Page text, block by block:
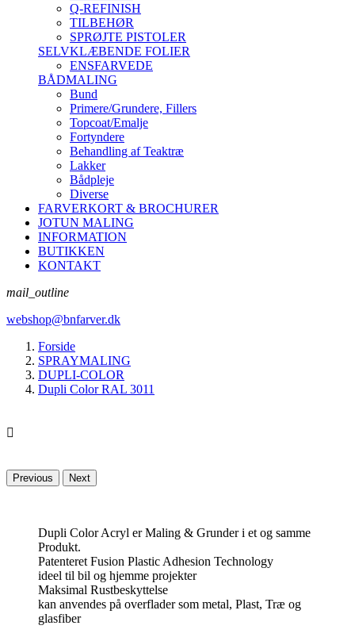
Q-REFINISH
TILBEHØR
SPRØJTE PISTOLER
SELVKLÆBENDE FOLIER
ENSFARVEDE
BÅDMALING
Bund
Primere/Grundere, Fillers
Topcoat/Emalje
Fortyndere
Behandling af Teaktræ
Lakker
Bådpleje
Diverse
FARVERKORT & BROCHURER
JOTUN MALING
INFORMATION
BUTIKKEN
KONTAKT
mail_outline
webshop@bnfarver.dk
Forside
SPRAYMALING
DUPLI-COLOR
Dupli Color RAL 3011

Previous Next
Dupli Color Acryl er Maling & Grunder i et og samme
Produkt.
Patenteret Fusion Plastic Adhesion Technology
ideel til bil og hjemme projekter
Maksimal Rustbeskyttelse
kan anvendes på overflader som metal, Plast, Træ og
glasfiber